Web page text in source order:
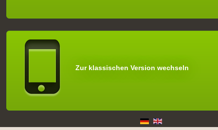
Zur klassischen Version wechseln